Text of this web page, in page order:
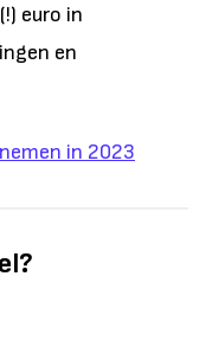
euro in
en
in 2023